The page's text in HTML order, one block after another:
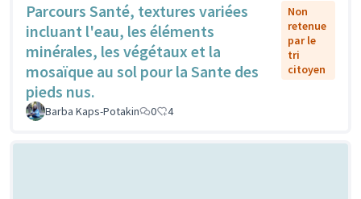
Parcours Santé, textures variées
incluant l'eau, les éléments
minérales, les végétaux et la
mosaïque au sol pour la Sante des
pieds nus.
Non
retenue
par le
tri
citoyen
Barba Kaps-Potakin 0 4